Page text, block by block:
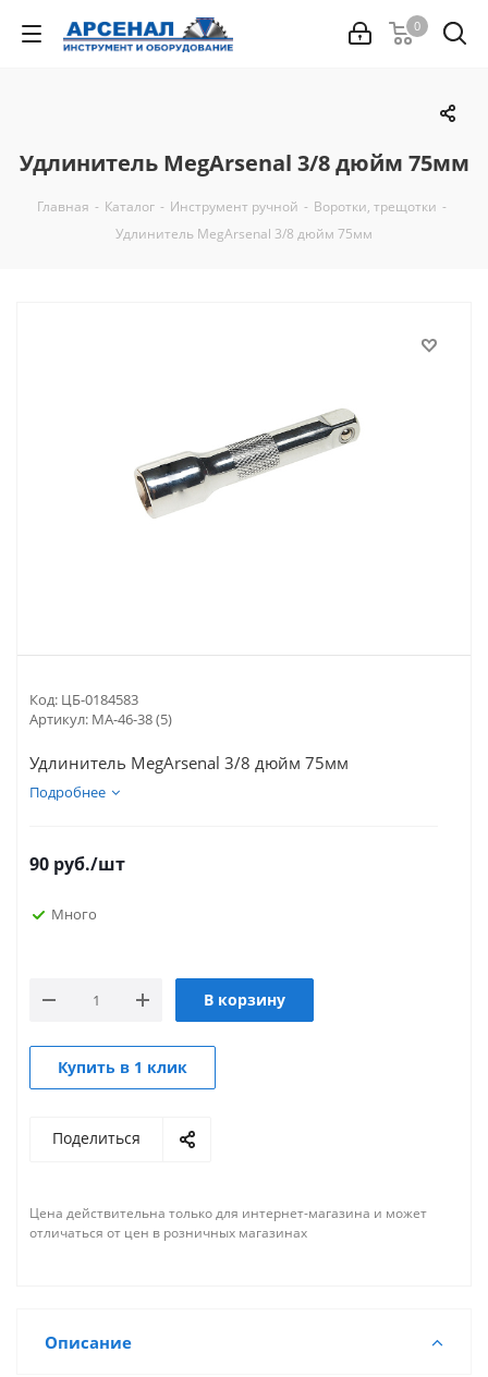
0
Удлинитель MegArsenal 3/8 дюйм 75мм
Главная - Каталог - Инструмент ручной - Воротки, трещотки -
Удлинитель MegArsenal 3/8 дюйм 75мм
Код: ЦБ-0184583
Артикул: MA-46-38 (5)
Удлинитель MegArsenal 3/8 дюйм 75мм
Подробнее
90 руб./шт
Много
В корзину
Купить в 1 клик
Поделиться
Цена действительна только для интернет-магазина и может
отличаться от цен в розничных магазинах
Описание